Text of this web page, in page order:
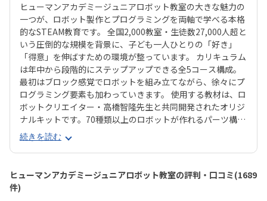
ヒューマンアカデミージュニアロボット教室の大きな魅力の
一つが、ロボット製作とプログラミングを両軸で学べる本格
的なSTEAM教育です。 全国2,000教室・生徒数27,000人超と
いう圧倒的な規模を背景に、子ども一人ひとりの「好き」
「得意」を伸ばすための環境が整っています。 カリキュラム
は年中から段階的にステップアップできる全5コース構成。
最初はブロック感覚でロボットを組み立てながら、徐々にプ
ログラミング要素も加わっていきます。 使用する教材は、ロ
ボットクリエイター・高橋智隆先生と共同開発されたオリジ
ナルキットです。70種類以上のロボットが作れるパーツ構成
で、飽きずに続けやすい点も特徴です。 月2回の90分授業で
は、ロボットを完成させる「基本製作」と、オリジナル改造
に挑戦する「応用実践」を繰り返す設計。子どもたちは毎
回、新しい達成感と成長を実感できる仕組みになっていま
す。 自ら考え、試行錯誤しながらロボットを動かす経験は、
創造力や論理的思考力を育むだけでなく、学ぶ楽しさそのも
続きを読む
ヒューマンアカデミージュニアロボット教室の評判・口コミ(1689
件)